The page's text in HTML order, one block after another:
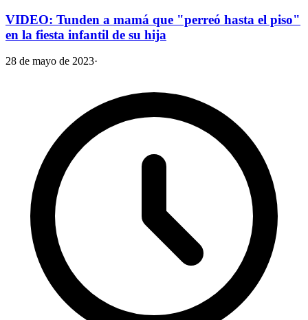
VIDEO: Tunden a mamá que "perreó hasta el piso"
en la fiesta infantil de su hija
28 de mayo de 2023·